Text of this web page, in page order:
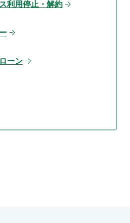
利用停止・解約
ーン